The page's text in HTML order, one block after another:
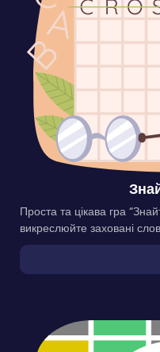
Проста та цікава гра
викреслюйте заховані